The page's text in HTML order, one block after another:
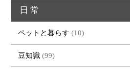
日常
ペットと暮らす (10)
豆知識 (99)